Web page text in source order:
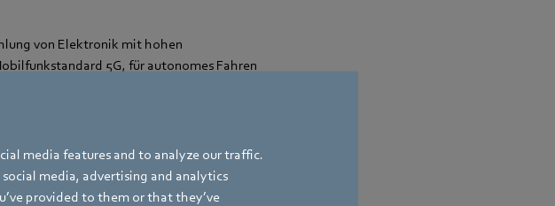
media features and to analyze our traffic.
media, advertising and analytics
provided to them or that they’ve
von Elektronik mit hohen
5G, für autonomes Fahren
des DiaForce sind bereits verfügbar,